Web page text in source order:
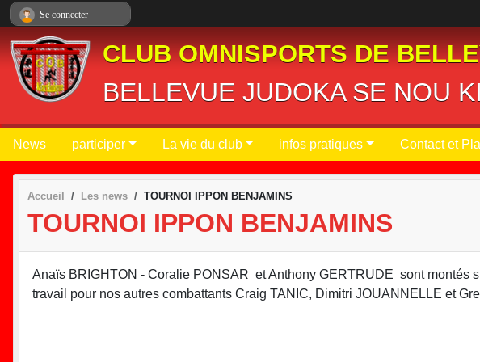
CLUB OMNISPORTS DE
BELLEVUE JUDOKA SE NOU
News participer La vie du club infos pratiques Contact et
Accueil Les news TOURNOI IPPON BENJAMINS
TOURNOI IPPON BENJAMINS
Anaïs BRIGHTON - Coralie PONSAR et Anthony GERTRUDE sont montés
travail pour nos autres combattants Craig TANIC, Dimitri JOUANNELLE et
Se connecter
Panneau de gestion des cookies